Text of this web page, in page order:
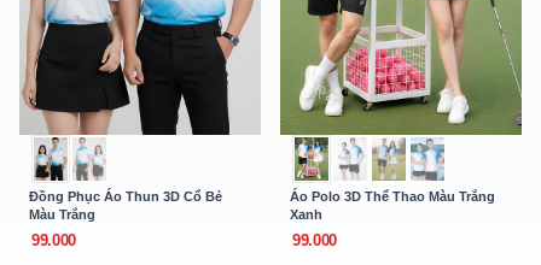
Đồng Phục Áo Thun 3D Cổ Bẻ
Màu Trắng
99.000
Áo Polo 3D Thể Thao Màu Trắng
Xanh
99.000